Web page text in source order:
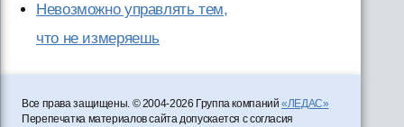
Невозможно управлять тем,
что не измеряешь
Все права защищены. © 2004-2026 Группа компаний«ЛЕДАС»
Перепечатка материалов сайта допускается с согласия